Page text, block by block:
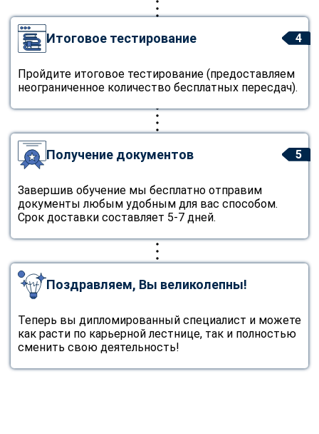
4
Итоговое тестирование
Пройдите итоговое тестирование (предоставляем
неограниченное количество бесплатных пересдач).
5
Получение документов
Завершив обучение мы бесплатно отправим
документы любым удобным для вас способом.
Срок доставки составляет 5-7 дней.
Поздравляем, Вы великолепны!
Теперь вы дипломированный специалист и можете
как расти по карьерной лестнице, так и полностью
сменить свою деятельность!